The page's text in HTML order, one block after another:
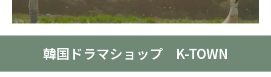
韓国ドラマショップ K-TOWN